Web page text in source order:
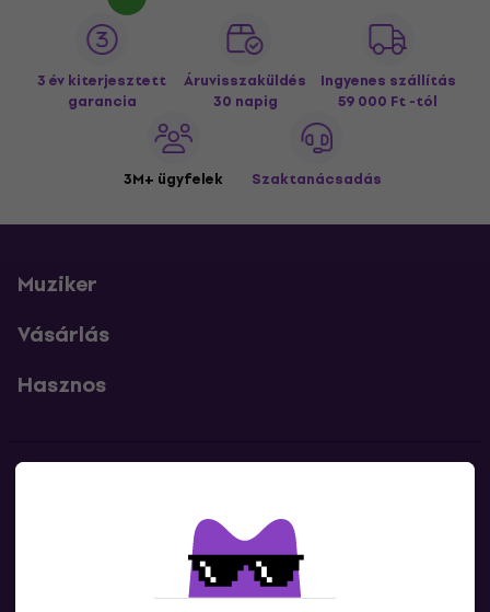
3 év kiterjesztett
garancia
Áruvisszaküldés
30 napig
Ingyenes szállítás
59 000 Ft -tól
3M+ ügyfelek Szaktanácsadás
Muziker
Vásárlás
Hasznos
Lépj kapcsolatba velünk